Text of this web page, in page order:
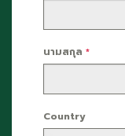
นามสกุล *
Country